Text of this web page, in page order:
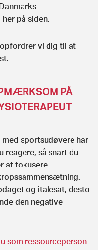
på siden.
vi dig til at
PÅ
sportsudøvere har
reagere, så snart du
at fokusere
og italesat, desto
den negative
som ressourceperson